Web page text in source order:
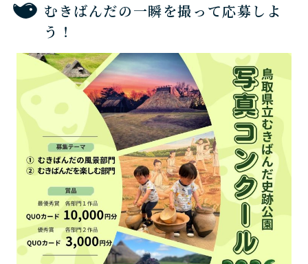
むきばんだの一瞬を撮って応募しよ
う！